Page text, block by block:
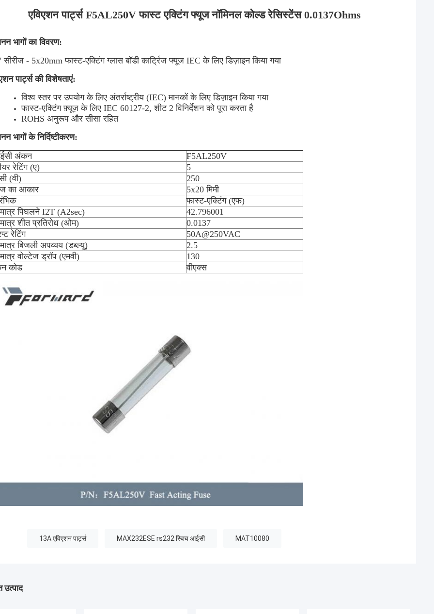
एविएशन पार्ट्स F5AL250V फास्ट एक्टिंग फ्यूज नॉमिनल कोल्ड रेसिस्टेंस 0.0137Ohms
भागों का विवरण:
सीरीज - 5x20mm फास्ट-एक्टिंग ग्लास बॉडी कार्ट्रिज फ्यूज IEC के लिए डिज़ाइन किया गया
पार्ट्स की विशेषताएं:
विश्व स्तर पर उपयोग के लिए अंतर्राष्ट्रीय (IEC) मानकों के लिए डिज़ाइन किया गया
फास्ट-एक्टिंग फ़्यूज़ के लिए IEC 60127-2, शीट 2 विनिर्देशन को पूरा करता है
ROHS अनुरूप और सीसा रहित
भागों के निर्दिष्टीकरण:
अंकन
F5AL250V
रेटिंग (ए)
5
(वी)
250
का आकार
5x20 मिमी
फास्ट-एक्टिंग (एफ)
पिघलने I2T (A2sec)
42.796001
शीत प्रतिरोध (ओम)
0.0137
रेटिंग
50A@250VAC
बिजली अपव्यय (डब्ल्यू)
2.5
वोल्टेज ड्रॉप (एमवी)
130
कोड
वीएक्स
13A एविएशन पार्ट्स MAX232ESE rs232 स्विच आईसी MAT10080